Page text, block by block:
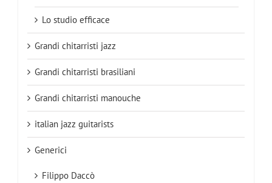
Lo studio efficace
Grandi chitarristi jazz
Grandi chitarristi brasiliani
Grandi chitarristi manouche
italian jazz guitarists
Generici
Filippo Daccò